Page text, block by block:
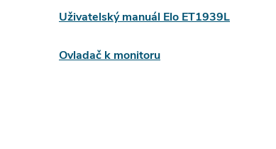
Uživatelský manuál Elo ET1939L
Ovladač k monitoru